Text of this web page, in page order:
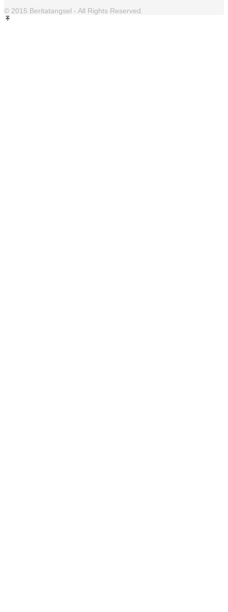
© 2015 Beritatangsel - All Rights Reserved.